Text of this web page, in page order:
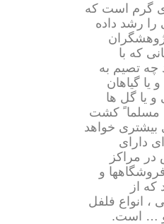
گرم است که
را رشد داده
که با
چه تصیم به
گیاهان
و یا گل ها
، مسلما ً کشت
بیشتری خواهد
دارای
در مراکز
و
که از
، انواع فلفل
و … است.